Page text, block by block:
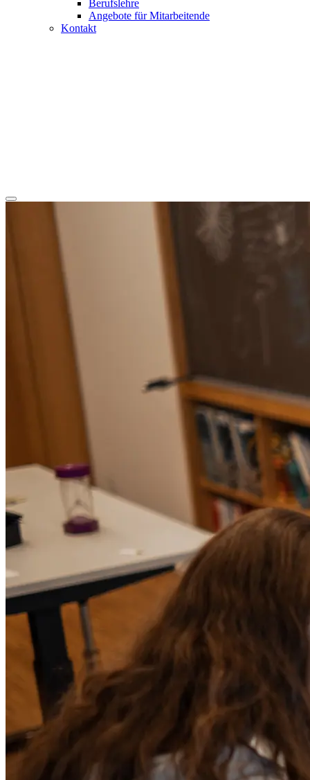
Berufslehre
Angebote für Mitarbeitende
Kontakt